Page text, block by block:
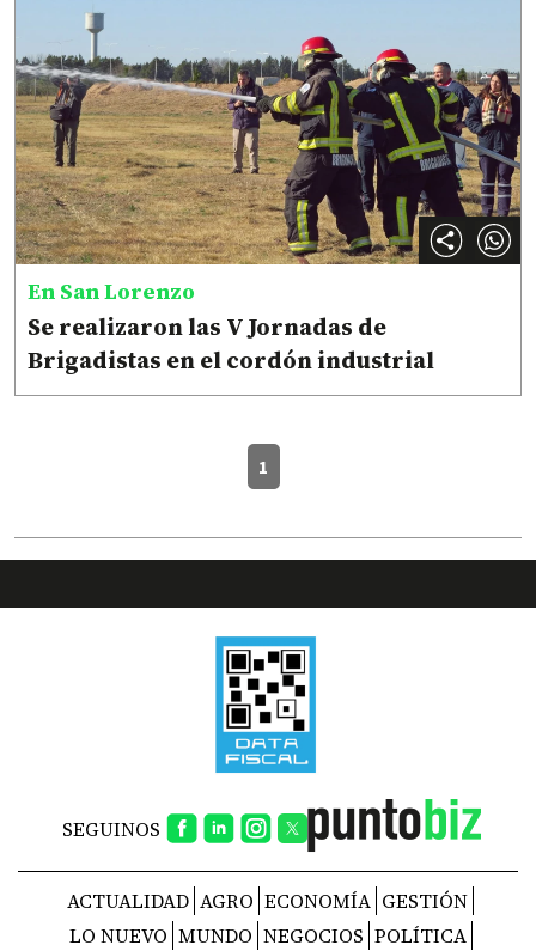
En San Lorenzo
Se realizaron las V Jornadas de
Brigadistas en el cordón industrial
1
SEGUINOS
ACTUALIDAD AGRO ECONOMÍA GESTIÓN
LO NUEVO MUNDO NEGOCIOS POLÍTICA